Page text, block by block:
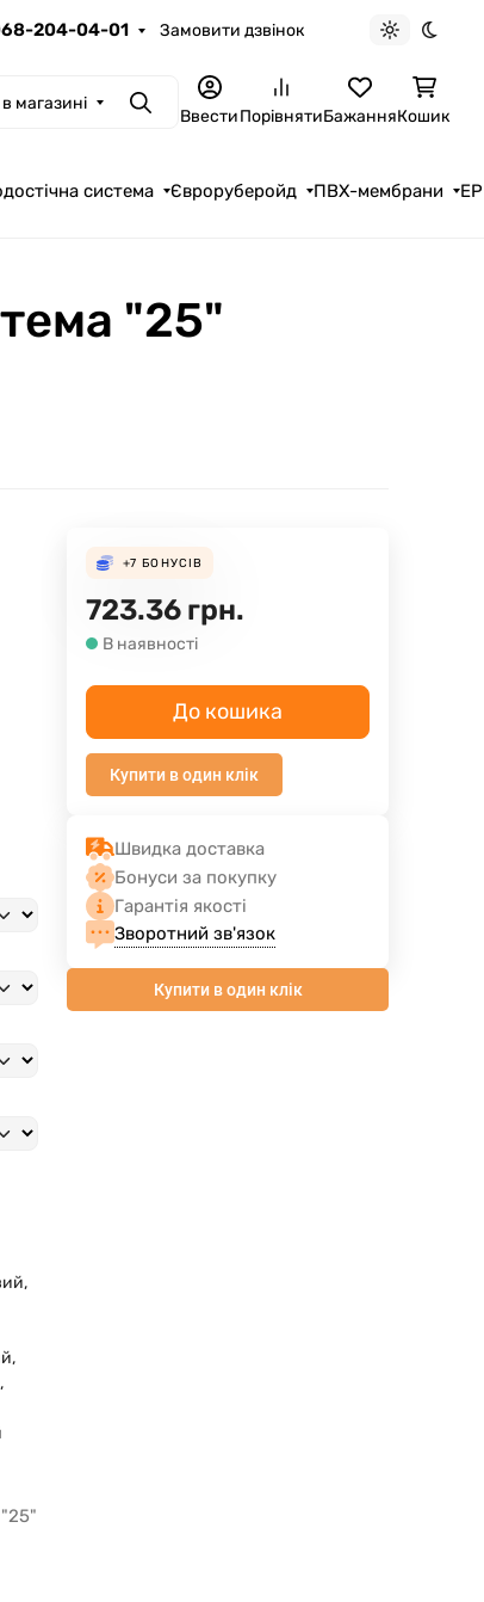
204-04-01 Замовити дзвінок
Light theme
Dark
магазині ПошукВвестиПорівнятиБажанняКошик
система Євроруберойд ПВХ-мембрани
"25"
,
,
,
+7 БОНУСІВ
723.36 грн.
В наявності
До кошика
Купити в один клік
Швидка доставка
Бонуси за покупку
Гарантія якості
Зворотний зв'язок
Купити в один клік